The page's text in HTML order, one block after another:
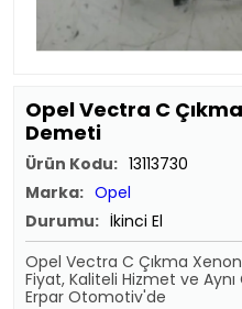
Opel Vectra C
Demeti
Ürün Kodu: 13113730
Marka: Opel
Durumu: İkinci El
Opel Vectra C Çıkma
Fiyat, Kaliteli Hizmet ve Aynı
Erpar Otomotiv'de